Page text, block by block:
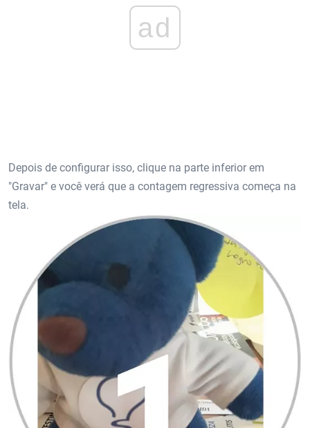
ad
Depois de configurar isso, clique na parte inferior em
"Gravar" e você verá que a contagem regressiva começa na
tela.